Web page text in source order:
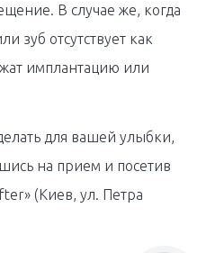
В случае же, когда
зуб отсутствует как
имплантацию или
для вашей улыбки,
на прием и посетив
(Киев, ул. Петра